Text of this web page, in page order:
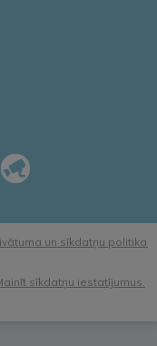
un sīkdatņu politika
sīkdatņu iestatījumus.